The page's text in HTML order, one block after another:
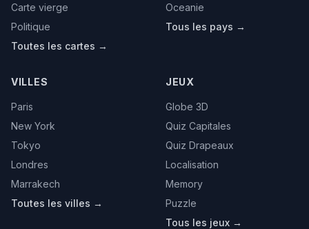
Carte vierge
Politique
Toutes les cartes →
Oceanie
Tous les pays →
VILLES
Paris
New York
Tokyo
Londres
Marrakech
Toutes les villes →
JEUX
Globe 3D
Quiz Capitales
Quiz Drapeaux
Localisation
Memory
Puzzle
Tous les jeux →